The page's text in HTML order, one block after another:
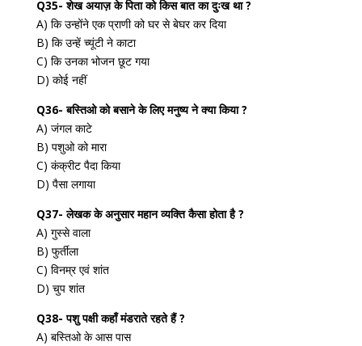
Q35- शेख अयाज़ के पिता को किस बात का दुःख था ?
A) कि उन्होंने एक प्राणी को घर से बेघर कर दिया
B) कि उन्हें च्यूंटी ने काटा
C) कि उनका भोजन छूट गया
D) कोई नहीं
Q36- बस्तिओ को बसाने के लिए मनुष्य ने क्या किया ?
A) जंगल काटे
B) पशुओ को मारा
C) कंक्रीट पैदा किया
D) पैसा लगाया
Q37- लेखक के अनुसार महान व्यक्ति कैसा होता है ?
A) गुस्से वाला
B) फुर्तीला
C) विनम्र एवं शांत
D) चुप शांत
Q38- पशु पक्षी कहाँ मंडराते रहते हैं ?
A) बस्तिओ के आस पास